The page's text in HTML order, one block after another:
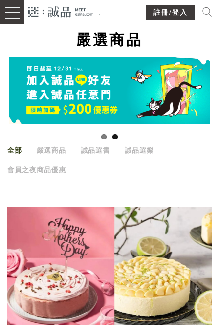
註冊/登入
嚴選商品
全部 嚴選商品 誠品選書 誠品選樂
會員之夜商品優惠